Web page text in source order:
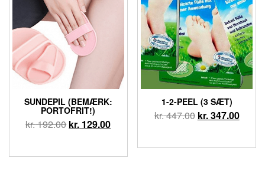
SUNDEPIL (BEMÆRK:
PORTOFRIT!)
kr.192.00 kr. 129.00
1-2-PEEL (3 SÆT)
kr.447.00 kr.347.00